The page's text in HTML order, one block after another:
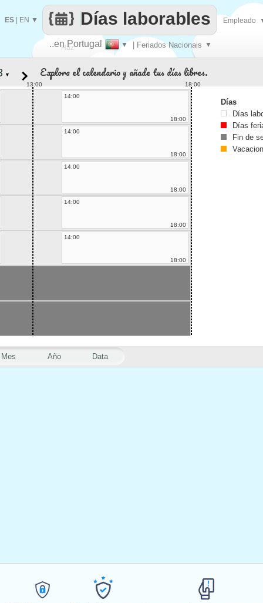
Haz
..en Portugal ▼ | Feriados Nacionais ▼
Días laborables
ES EN ▼ Empleado
Mes Año Data
▼ Explora el calendario y añade tus días libres.
13:00
18:00
14:00
18:00
14:00
18:00
14:00
18:00
14:00
18:00
14:00
18:00
Días
Días
Días
Fin de